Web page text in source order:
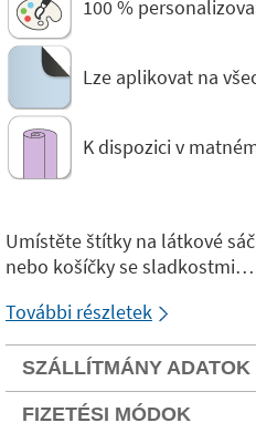
100 %
Lze aplikovat na
K dispozici v
Umístěte štítky na látkové
nebo košíčky se sladkostmi…
További részletek
SZÁLLÍTMÁNY ADATOK
FIZETÉSI MÓDOK